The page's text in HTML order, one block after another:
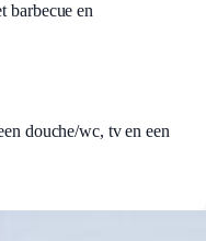
barbecue en
douche/wc, tv en een